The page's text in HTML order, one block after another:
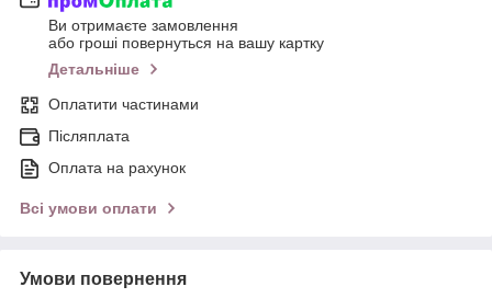
Ви отримаєте замовлення
або гроші повернуться на вашу картку
Детальніше
Оплатити частинами
Післяплата
Оплата на рахунок
Всі умови оплати
Умови повернення